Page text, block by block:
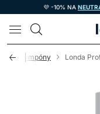
💜 -10% NA
šampóny Londa